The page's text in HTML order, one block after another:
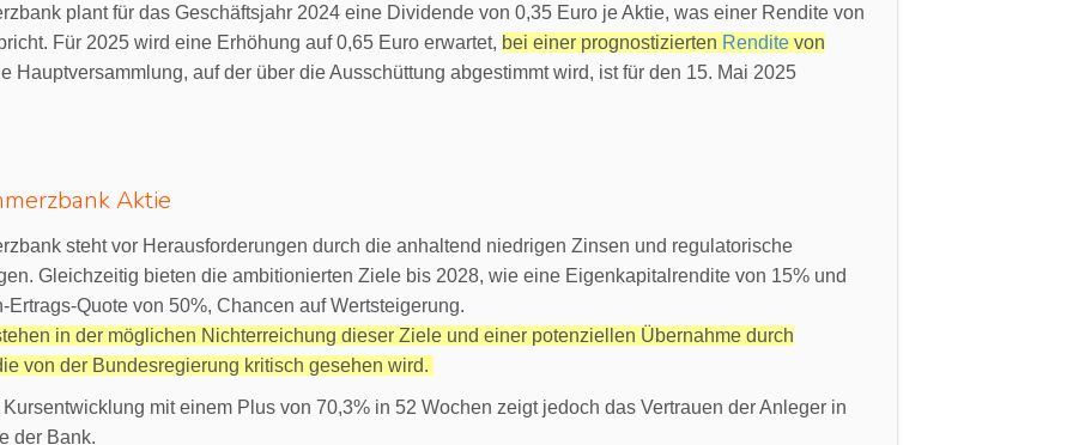
plant für das Geschäftsjahr 2024 eine Dividende von 0,35 Euro je Aktie, was einer Rendite von
Für 2025 wird eine Erhöhung auf 0,65 Euro erwartet, bei einer prognostizierten Rendite von
Hauptversammlung, auf der über die Ausschüttung abgestimmt wird, ist für den 15. Mai 2025
Aktie
steht vor Herausforderungen durch die anhaltend niedrigen Zinsen und regulatorische
Gleichzeitig bieten die ambitionierten Ziele bis 2028, wie eine Eigenkapitalrendite von 15% und
Ertrags-Quote von 50%, Chancen auf Wertsteigerung.
in der möglichen Nichterreichung dieser Ziele und einer potenziellen Übernahme durch
von der Bundesregierung kritisch gesehen wird.
mit einem Plus von 70,3% in 52 Wochen zeigt jedoch das Vertrauen der Anleger in
der Bank.